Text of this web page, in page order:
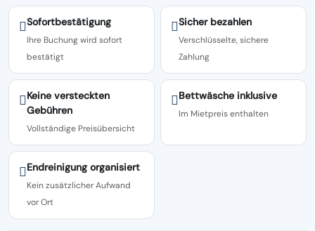
Sofortbestätigung
Ihre Buchung wird sofort
bestätigt
Sicher bezahlen
Verschlüsselte, sichere
Zahlung
Keine versteckten
Gebühren
Vollständige Preisübersicht
Bettwäsche inklusive
Im Mietpreis enthalten
Endreinigung organisiert
Kein zusätzlicher Aufwand
vor Ort